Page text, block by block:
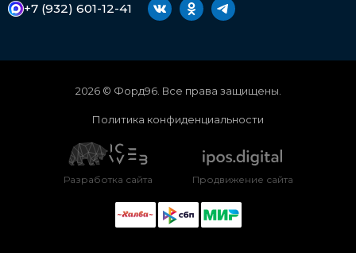
+7 (932) 601-12-41
2026 © Форд96. Все права защищены.
Политика конфиденциальности
Разработка сайта Продвижение сайта